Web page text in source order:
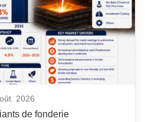
2026
de fonderie